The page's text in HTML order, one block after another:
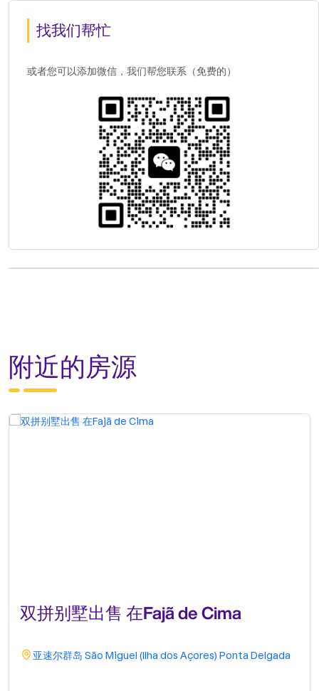
找我们帮忙
或者您可以添加微信，我们帮您联系（免费的）
附近的房源
双拼别墅出售 在Fajã de Cima
亚速尔群岛 São Miguel (Ilha dos Açores) Ponta Delgada